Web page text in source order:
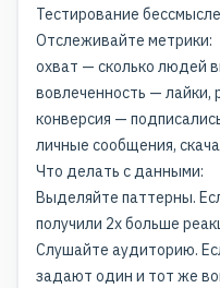
Тестирование
Отслеживайте метрики:
охват — сколько людей
вовлеченность — лайки,
конверсия —
личные сообщения,
Что делать с данными:
Выделяйте паттерны.
получили 2x больше
Слушайте аудиторию.
задают один и тот же